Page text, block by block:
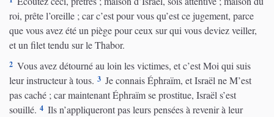
roi, prête l’oreille ; car c’est pour vous qu’est ce jugement, parce
que vous avez été un piège pour ceux sur qui vous deviez veiller,
et un filet tendu sur le Thabor.
2 Vous avez détourné au loin les victimes, et c’est Moi qui suis
leur instructeur à tous. 3 Je connais Éphraïm, et Israël ne M’est
pas caché ; car maintenant Éphraïm se prostitue, Israël s’est
souillé. 4 Ils n’appliqueront pas leurs pensées à revenir à leur